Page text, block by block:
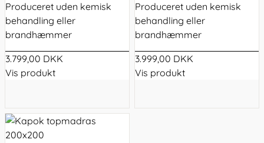
Produceret uden kemisk
behandling eller
brandhæmmer
3.799,00 DKK
Vis produkt
Produceret uden kemisk
behandling eller
brandhæmmer
3.999,00 DKK
Vis produkt